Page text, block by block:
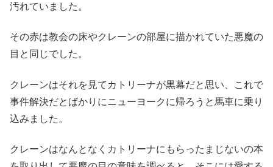
汚れていました。
その赤は教会の床やクレーンの部屋に描かれていた悪魔の
目と同じでした。
クレーンはそれを見てカトリーナが黒幕だと思い、これで
事件解決だとばかりにニューヨークに帰ろうと馬車に乗り
込みました。
クレーンはなんとなくカトリーナにもらったまじないの本